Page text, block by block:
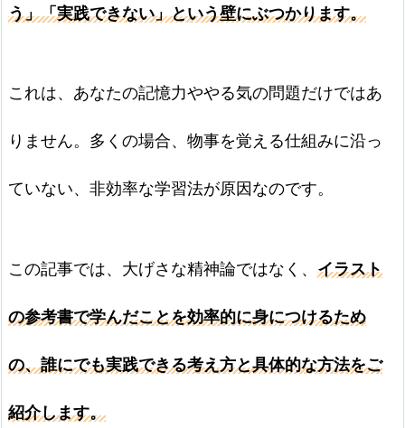
う」「実践できない」という壁にぶつかります。
これは、あなたの記憶力ややる気の問題だけではあ
りません。多くの場合、物事を覚える仕組みに沿っ
ていない、非効率な学習法が原因なのです。
この記事では、大げさな精神論ではなく、 イラスト
の参考書で学んだことを効率的に身につけるため
の、誰にでも実践できる考え方と具体的な方法をご
紹介します。